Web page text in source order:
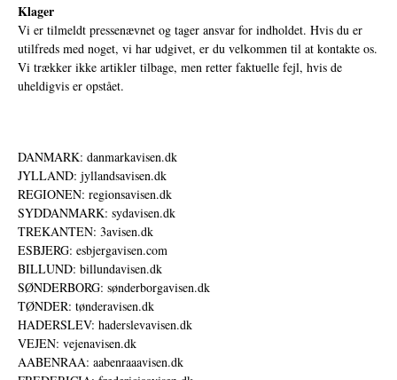
Klager
Vi er tilmeldt pressenævnet og tager ansvar for indholdet. Hvis du er
utilfreds med noget, vi har udgivet, er du velkommen til at kontakte os.
Vi trækker ikke artikler tilbage, men retter faktuelle fejl, hvis de
uheldigvis er opstået.
DANMARK: danmarkavisen.dk
JYLLAND: jyllandsavisen.dk
REGIONEN: regionsavisen.dk
SYDDANMARK: sydavisen.dk
TREKANTEN: 3avisen.dk
ESBJERG: esbjergavisen.com
BILLUND: billundavisen.dk
SØNDERBORG: sønderborgavisen.dk
TØNDER: tønderavisen.dk
HADERSLEV: haderslevavisen.dk
VEJEN: vejenavisen.dk
AABENRAA: aabenraaavisen.dk